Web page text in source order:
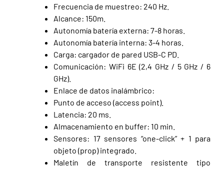
Frecuencia de muestreo: 240 Hz.
Alcance: 150m.
Autonomía batería externa: 7-8 horas.
Autonomía batería interna: 3-4 horas.
Carga: cargador de pared USB-C PD.
Comunicación: WiFi 6E (2,4 GHz / 5 GHz / 6
GHz).
Enlace de datos inalámbrico:
Punto de acceso (access point).
Latencia: 20 ms.
Almacenamiento en buffer: 10 min.
Sensores: 17 sensores “one-click” + 1 para
objeto (prop) integrado.
Maletín de transporte resistente tipo